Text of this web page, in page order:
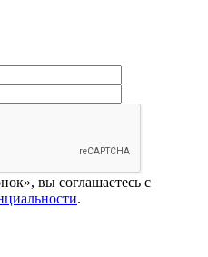
вы соглашаетесь с
.